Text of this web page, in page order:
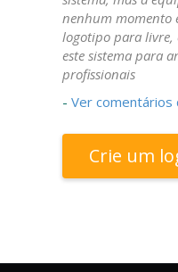
nenhum momento
logotipo para livre,
este sistema para
profissionais
- Ver
Crie um